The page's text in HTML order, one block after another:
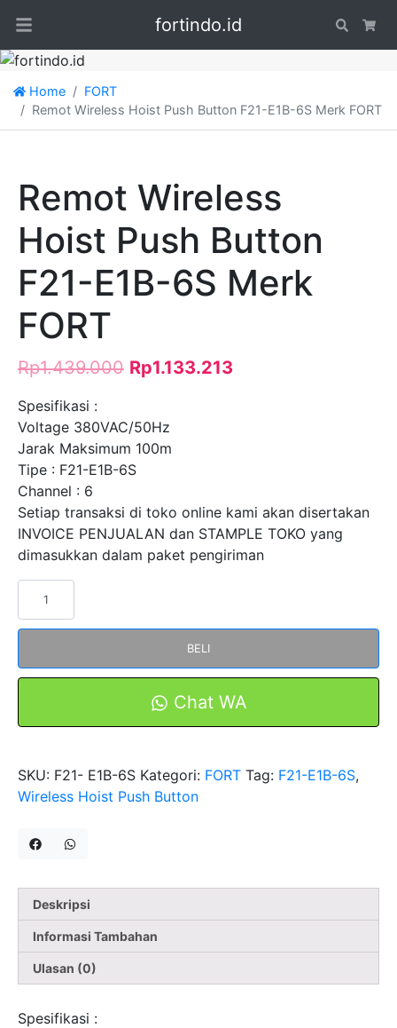
fortindo.id Search
Home
FORT
Remot Wireless Hoist Push Button F21-E1B-6S Merk FORT
Remot Wireless
Hoist Push Button
F21-E1B-6S Merk
FORT
Rp1.439.000 Rp1.133.213
Spesifikasi :
Voltage 380VAC/50Hz
Jarak Maksimum 100m
Tipe : F21-E1B-6S
Channel : 6
Setiap transaksi di toko online kami akan disertakan
INVOICE PENJUALAN dan STAMPLE TOKO yang
dimasukkan dalam paket pengiriman
Kuantitas
Wireless
Push
Merk
FORT
BELI
Chat WA
SKU: F21- E1B-6S Kategori: FORT Tag: F21-E1B-6S,
Wireless Hoist Push Button
Deskripsi
Informasi Tambahan
Ulasan (0)
Spesifikasi :